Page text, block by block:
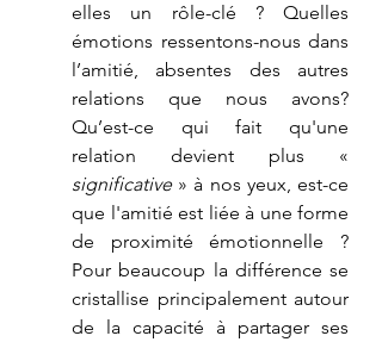
elles un rôle-clé ? Quelles
émotions ressentons-nous dans
l’amitié, absentes des autres
relations que nous avons?
Qu’est-ce qui fait qu'une
significative » à nos yeux, est-ce
que l'amitié est liée à une forme
de proximité émotionnelle ?
Pour beaucoup la différence se
cristallise principalement autour
de la capacité à partager ses